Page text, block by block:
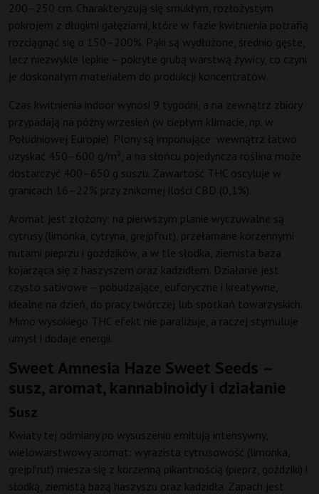
200–250 cm. Charakteryzują się smukłym, rozłożystym
pokrojem z długimi gałęziami, które w fazie kwitnienia potrafią
rozciągnąć się o 150–200%. Pąki są wydłużone, średnio gęste,
lecz niezwykle lepkie – pokryte grubą warstwą żywicy, co czyni
je doskonałym materiałem do produkcji koncentratów.
Czas kwitnienia indoor wynosi 9 tygodni, a na zewnątrz zbiory
przypadają na późny wrzesień (w ciepłym klimacie, np. w
Południowej Europie). Plony są imponujące: wewnątrz łatwo
uzyskać 450–600 g/m², a na słońcu pojedyncza roślina może
dostarczyć 400–650 g suszu. Zawartość THC oscyluje w
granicach 16–22% przy znikomej ilości CBD (0,1%).
Aromat jest złożony: na pierwszym planie wyczuwalne są
cytrusy (limonka, cytryna, grejpfrut), przełamane korzennymi
nutami pieprzu i goździków, a w tle słodka, ziemista baza
kojarząca się z haszyszem oraz kadzidłem. Działanie jest
czysto sativowe – pobudzające, euforyczne i kreatywne,
idealne na dzień, do pracy twórczej lub spotkań towarzyskich.
Mimo wysokiego THC efekt nie paraliżuje, a raczej stymuluje
umysł i dodaje energii.
Sweet Amnesia Haze Sweet Seeds –
susz, aromat, kannabinoidy i działanie
Susz
Kwiaty tej odmiany po wysuszeniu emitują intensywny,
wielowarstwowy aromat: wyrazista cytrusowość (limonka,
grejpfrut) miesza się z korzenną pikantnością (pieprz, goździki) i
słodką, ziemistą bazą haszyszu oraz kadzidła. Zapach jest